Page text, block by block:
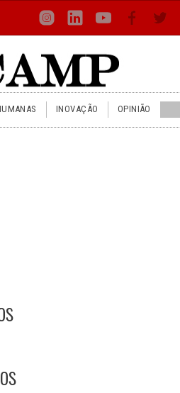
Inst Lin You Face Twit
INOVAÇÃO OPINIÃO